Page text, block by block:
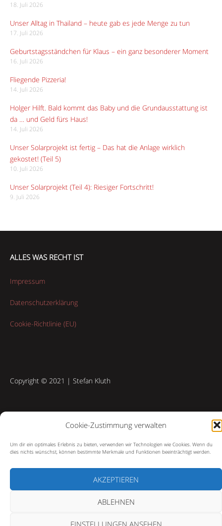
Cookie-Zustimmung verwalten
Um dir ein optimales Erlebnis zu bieten, verwenden wir Technologien wie Cookies. Wenn du
dies nichts wünschst, können bestimmte Merkmale und Funktionen beeinträchtigt werden.
AKZEPTIEREN
ABLEHNEN
EINSTELLUNGEN ANSEHEN
18. Juli 2026
Unser Alltag in Thailand – heute gab es jede Menge zu tun
17. Juli 2026
Geburtstagsständchen für Klaus – ein ganz besonderer Moment
16. Juli 2026
Fliegende Pizzeria!
14. Juli 2026
Holger Hilft. Bald kommt das Baby und die Grundausstattung ist
da … und Geld fürs Haus!
14. Juli 2026
Unser Solarprojekt ist fertig – Das hat die Anlage wirklich
gekostet! (Teil 5)
10. Juli 2026
Unser Solarprojekt (Teil 4): Riesiger Fortschritt!
9. Juli 2026
ALLES WAS RECHT IST
Impressum
Datenschutzerklärung
Cookie-Richtlinie (EU)
Copyright © 2021 | Stefan Kluth